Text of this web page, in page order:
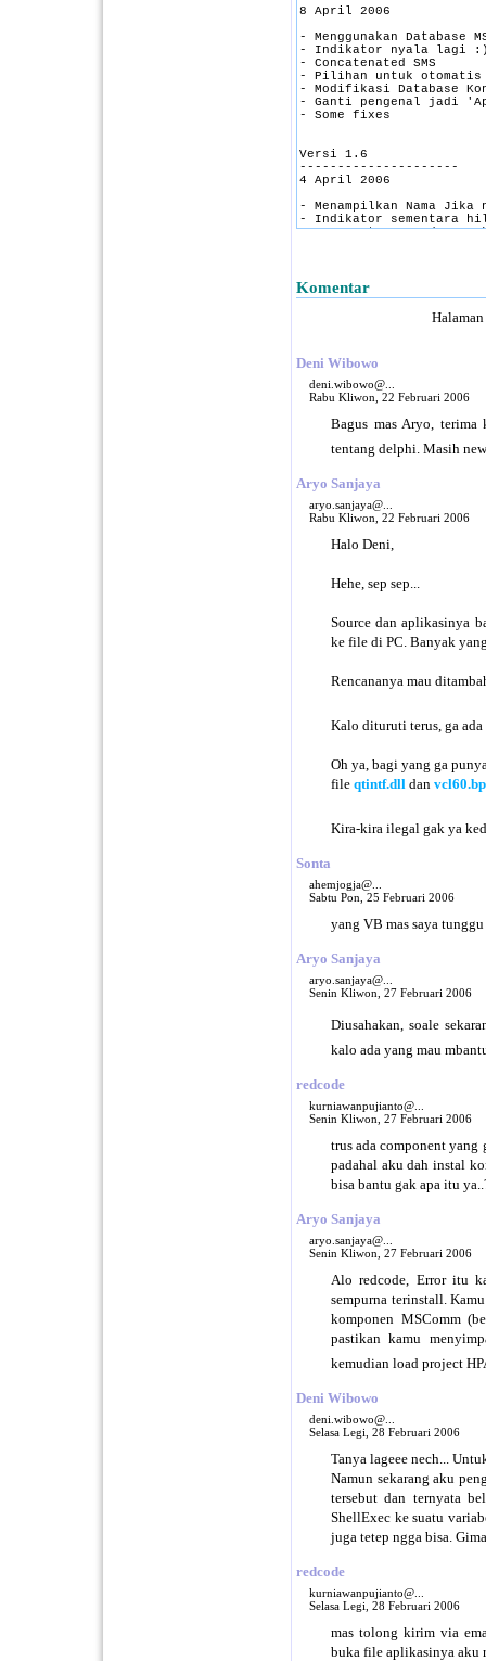
Komentar
Deni Wibowo
deni.wibowo@...
Rabu Kliwon, 22 Februari 2006
Bagus mas Aryo,
tentang delphi. Masih
Aryo Sanjaya
aryo.sanjaya@...
Rabu Kliwon, 22 Februari 2006
Halo Deni,
Hehe, sep sep...
Source dan aplikasinya
ke file di PC. Banyak
Rencananya mau
Kalo dituruti terus, ga
Oh ya, bagi yang ga
file qtintf.dll dan
Kira-kira ilegal gak ya
Sonta
ahemjogja@...
Sabtu Pon, 25 Februari 2006
yang VB mas saya tunggu
Aryo Sanjaya
aryo.sanjaya@...
Senin Kliwon, 27 Februari 2006
Diusahakan, soale
kalo ada yang mau
redcode
kurniawanpujianto@...
Senin Kliwon, 27 Februari 2006
trus ada component
padahal aku dah instal
bisa bantu gak apa itu
Aryo Sanjaya
aryo.sanjaya@...
Senin Kliwon, 27 Februari 2006
Alo redcode, Error itu
sempurna terinstall.
komponen MSComm
pastikan kamu
kemudian load project
Deni Wibowo
deni.wibowo@...
Selasa Legi, 28 Februari 2006
Tanya lageee nech...
Namun sekarang aku
tersebut dan ternyata
ShellExec ke suatu
juga tetep ngga bisa.
redcode
kurniawanpujianto@...
Selasa Legi, 28 Februari 2006
mas tolong kirim via
buka file aplikasinya aku